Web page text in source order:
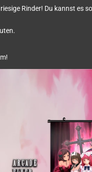
Rinder! Du kannst es